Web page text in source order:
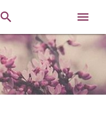
 